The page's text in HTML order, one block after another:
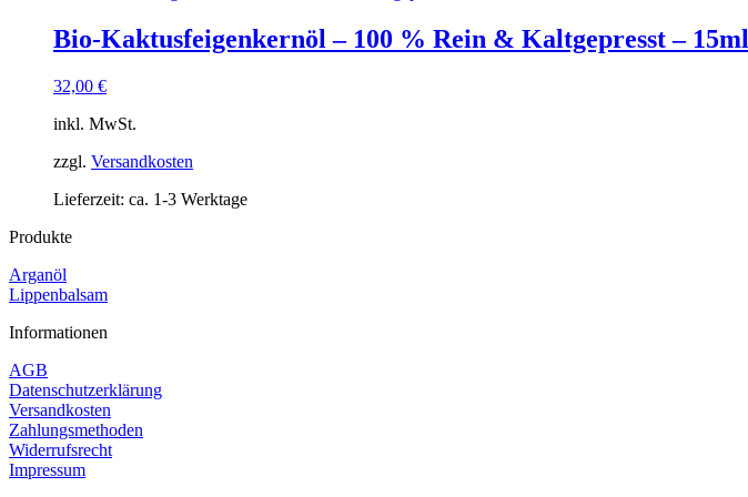
Bio-Kaktusfeigenkernöl – 100 % Rein & Kaltgepresst – 15ml
32,00 €
inkl. MwSt.
zzgl. Versandkosten
Lieferzeit: ca. 1-3 Werktage
Produkte
Arganöl
Lippenbalsam
Informationen
AGB
Datenschutzerklärung
Versandkosten
Zahlungsmethoden
Widerrufsrecht
Impressum